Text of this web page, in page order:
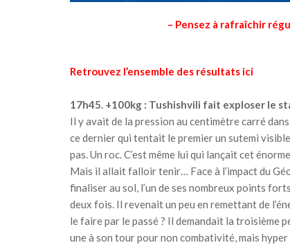
– Pensez à rafraîchir
Retrouvez l’ensemble des résultats ici
17h45. +100kg : Tushishvili fait exploser le
Il y avait de la pression au centimètre carré
ce dernier qui tentait le premier un sutemi
pas. Un roc. C’est même lui qui lançait cet
Mais il allait falloir tenir… Face à l’impact du
finaliser au sol, l’un de ses nombreux points
deux fois. Il revenait un peu en remettant de
le faire par le passé ? Il demandait la troisième
une à son tour pour non combativité, mais